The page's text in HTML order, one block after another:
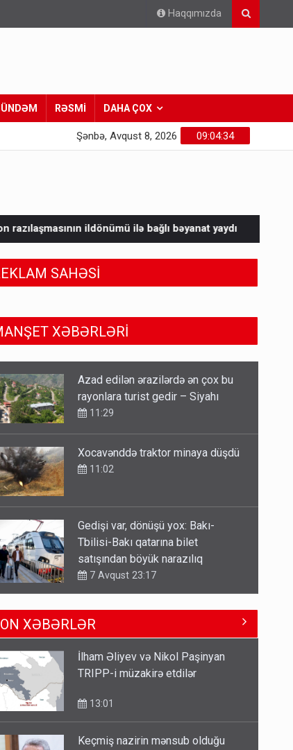
Haqqımızda
RƏSMİ DAHA ÇOX
09:04:35
Şənbə, Avqust 8, 2026
ilə bağlı bəyanat yaydı SENSASİYA! Süni intellekt
SAHƏSİ
XƏBƏRLƏRİ
Xocavənddə traktor minaya düşdü
11:02
Gedişi var, dönüşü yox: Bakı-
Tbilisi-Bakı qatarına bilet
Geri çağırılan səfir Abel
Məhərrəmovun oğludur - DOSYE
7 Avqust 14:07
Keçmiş nazirin mənsub olduğu
nəslin 6 min yaşı var?
razılaşmasının ildönümü ilə bağlı
12:50
XƏBƏRLƏR
İlham Əliyev və Nikol Paşinyan
TRIPP-i müzakirə etdilər
13:01
Keçmiş nazirin mənsub olduğu